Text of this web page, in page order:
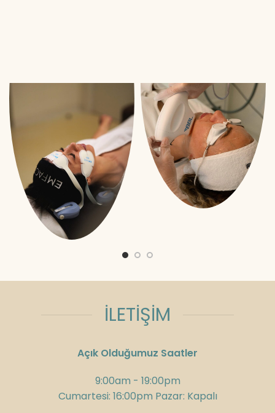
İLETİŞİM
Açık Olduğumuz Saatler
9:00am - 19:00pm
Cumartesi: 16:00pm Pazar: Kapalı